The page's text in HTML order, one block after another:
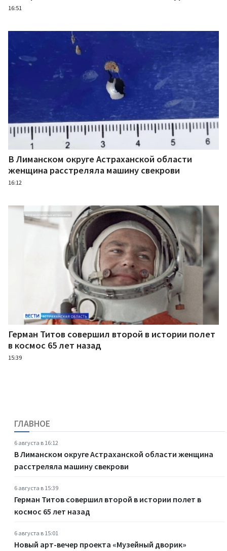
16:51
В Лиманском округе Астраханской области
женщина расстреляла машину свекрови
16:12
Герман Титов совершил второй в истории полет
в космос 65 лет назад
15:39
ГЛАВНОЕ
6 августа в 16:12
В Лиманском округе Астраханской области женщина
расстреляла машину свекрови
6 августа в 15:39
Герман Титов совершил второй в истории полет в
космос 65 лет назад
6 августа в 15:01
Новый арт-вечер проекта «Музейный дворик»